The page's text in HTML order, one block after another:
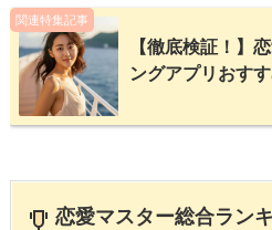
関連特集記事
【徹底検証！】
ングアプリおす
恋愛マスター総合ラン